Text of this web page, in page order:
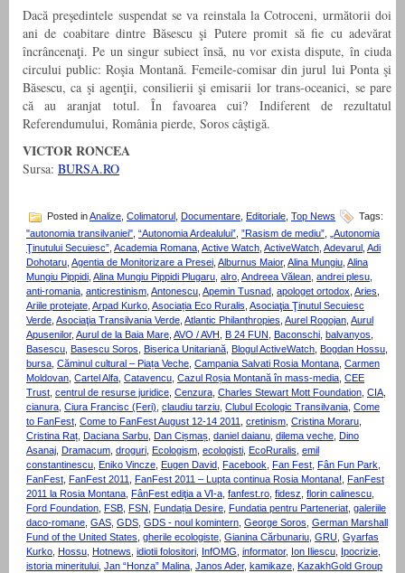
Dacă preşedintele suspendat se va reinstala la Cotroceni, următorii doi
ani de coabitare dintre Băsescu şi Putere promit să fie cu adevărat
încrâncenaţi. Pe un singur subiect însă, nu vor exista dispute, în ciuda
circului public: Roşia Montană. Femeile-comisar din jurul lui Ponta şi
Băsescu, ca şi agenţii, consilierii şi emisarii lor trans-oceanici, se pare
că au aranjat totul. În favoarea cui? Indiferent de rezultatul
Referendumului, România pierde, Soros câştigă.
VICTOR RONCEA
Sursa: BURSA.RO
Posted inAnalize Colimatorul Documentare Editoriale Top News
Tags:
"autonomia transilvaniei", “Autonomia Ardealului”, ”Rasism de mediu”, „Autonomia
Ţinutului Secuiesc”, Academia Romana, Active Watch, ActiveWatch, Adevarul , Adi
Dohotaru, Agentia de Monitorizare a Presei, Alburnus Maior, Alina Mungiu, Alina
Mungiu Pippidi, Alina Mungiu Pippidi Plugaru, alro, Andreea Vălean, andrei plesu,
anti-romania, anticrestinism, Antonescu, Apemin Tusnad, apologet ortodox, Aries,
Ariile protejate, Arpad Kurko, Asociația Eco Ruralis, Asociaţia Ţinutul Secuiesc
Verde, Asociaţia Transilvania Verde, Atlantic Philanthropies, Aurel Rogojan, Aurul
Apusenilor, Aurul de la Baia Mare, AVO / AVH , B 24 FUN, Baconschi, balvanyos,
Basescu, Basescu Soros, Biserica Unitariană, Blogul ActiveWatch, Bogdan Hossu,
bursa, Căminul cultural – Piața Veche, Campania Salvati Rosia Montana, Carmen
Moldovan, Cartel Alfa, Catavencu, Cazul Roșia Montană în mass-media, CEE
Trust, centrul de resurse juridice, Cenzura, Charles Stewart Mott Foundation, CIA,
cianura, Ciura Francisc (Feri), claudiu tarziu, Clubul Ecologic Transilvania, Come
to FanFest, Come to FanFest August 12-14 2011, cretinism, Cristina Moraru,
Cristina Raț, Daciana Sarbu, Dan Cișmaș, daniel daianu, dilema veche, Dino
Asanaj, Dramacum, droguri, Ecologism, ecologisti, EcoRuralis, emil
constantinescu, Eniko Vincze, Eugen David, Facebook, Fan Fest, Fân Fun Park,
FanFest, FanFest 2011, FanFest 2011 – Lupta continua Rosia Montana!, FanFest
2011 la Rosia Montana, FânFest ediţia a VI-a, fanfest.ro, fidesz, florin calinescu,
Ford Foundation, FSB, FSN, Fundația Desire, Fundatia pentru Parteneriat, galeriile
daco-romane, GAS, GDS, GDS - noul komintern, George Soros, German Marshall
Fund of the United States, gherile ecologiste, Gianina Cărbunariu, GRU, Gyarfas
Kurko, Hossu, Hotnews, idiotii folositori, InfOMG, informator, Ion Iliescu, Ipocrizie,
istoria mineritului, Jan “Honza” Malina, Janos Ader, kamikaze, KazakhGold Group